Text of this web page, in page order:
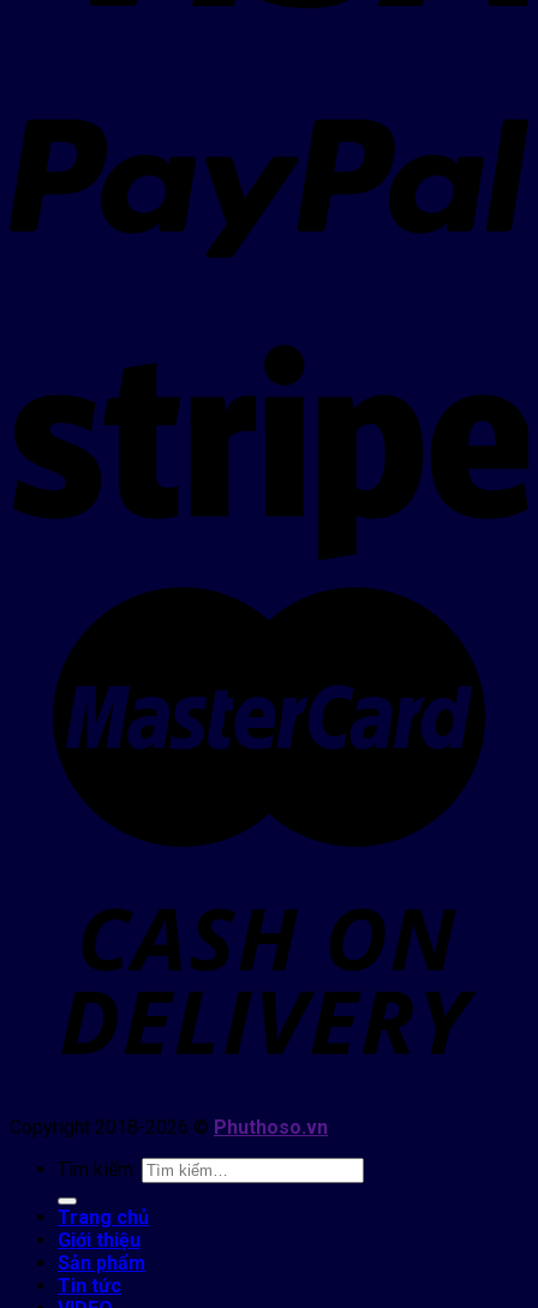
Copyright 2018-2026 © Phuthoso.vn
Tìm kiếm:
Trang chủ
Giới thiệu
Sản phẩm
Tin tức